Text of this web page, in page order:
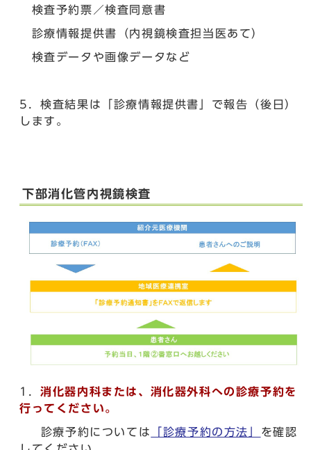
検査予約票／検査同意書
診療情報提供書（内視鏡検査担当医あて）
検査データや画像データなど
5．検査結果は「診療情報提供書」で報告（後日）
します。
下部消化管内視鏡検査
1．消化器内科または、消化器外科への診療予約を
行ってください。
診療予約については 「診療予約の方法」 を確認